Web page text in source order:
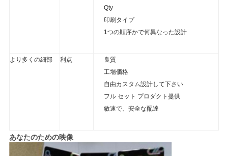
Qty
印刷タイプ
1つの順序かで何異なった設計
より多くの細部 利点
良質
工場価格
自由カスタム設計して下さい
フル セット プロダクト提供
敏速で、安全な配達
あなたのための映像